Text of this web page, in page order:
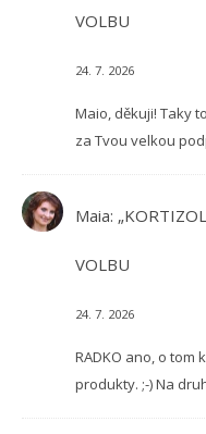
VOLBU
24. 7. 2026
Maio, děkuji! Taky
za Tvou velkou
Maia:
VOLBU
24. 7. 2026
RADKO ano, o tom
produkty. ;-) Na